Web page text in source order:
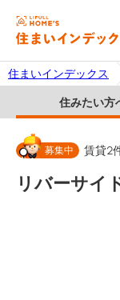
住まいインデックス
住みたい方
募集中 賃貸2
リバーサイ